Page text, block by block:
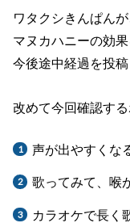
ワタクシきんぱんが
マヌカハニーの効
今後途中経過を投稿
改めて今回確認す
声が出やすくな
歌ってみて、喉
カラオケで長く